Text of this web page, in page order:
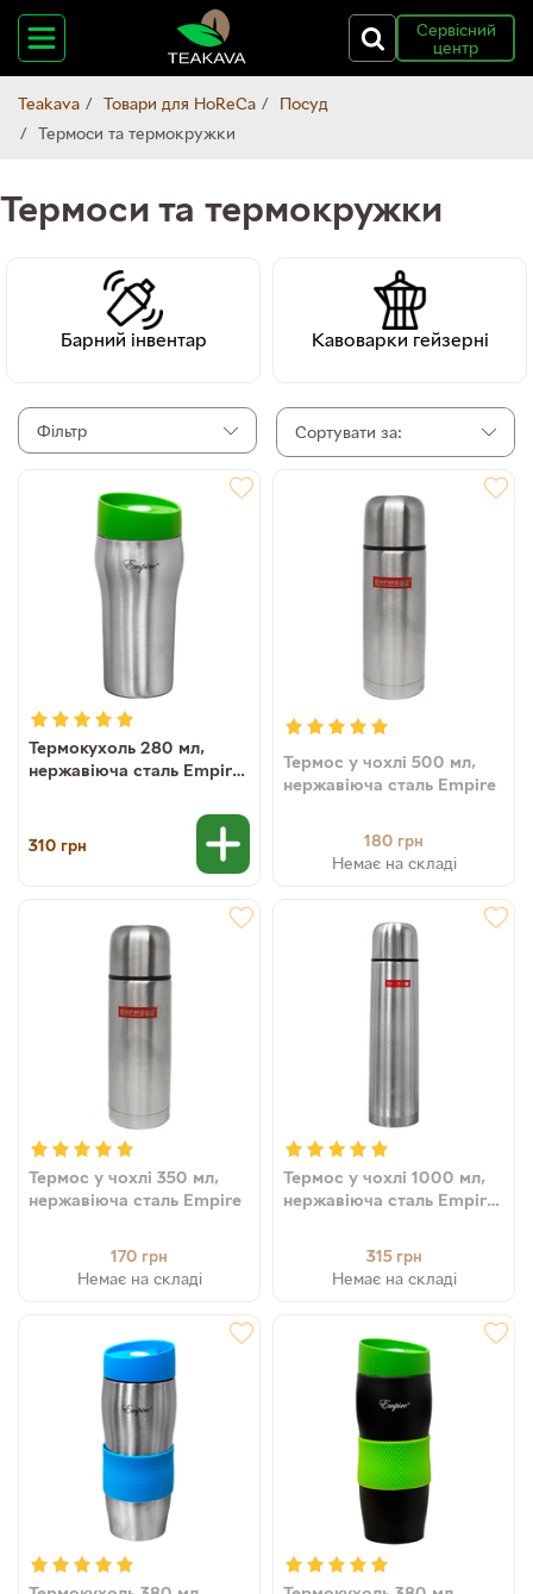
Сервісний
центр
Teakava Товари для HoReCa
Посуд
Термоси та термокружки
Термоси та термокружки
Барний інвентар Кавоварки гейзерні
Фільтр Сортувати за:
Термокухоль 280 мл,
нержавіюча сталь Empire
310 грн
Термос у чохлі 500 мл,
нержавіюча сталь Empire
180 грн
Немає на складі
Термос у чохлі 350 мл,
нержавіюча сталь Empire
170 грн
Немає на складі
Термос у чохлі 1000 мл,
нержавіюча сталь Empire
315 грн
Немає на складі